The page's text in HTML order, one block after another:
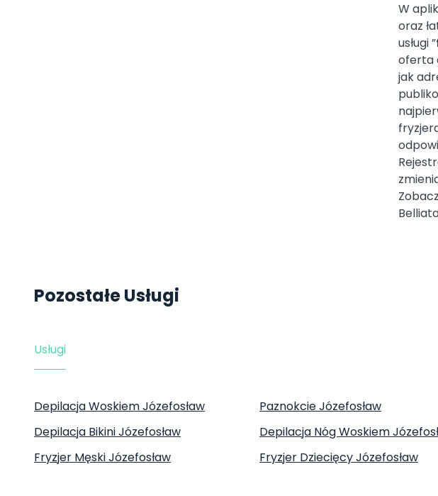
W
oraz
usługi ”
oferta
jak
Pozostałe Usługi
Usługi
Depilacja Woskiem Józefosław Paznokcie Józefosław
Depilacja Bikini Józefosław
Depilacja Nóg Woskiem
Fryzjer Męski Józefosław
Fryzjer Dziecięcy Józefosław